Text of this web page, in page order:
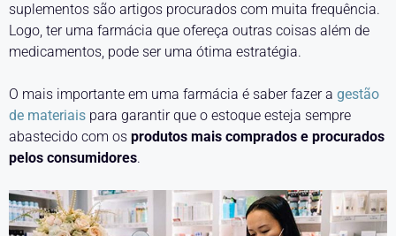
suplementos são artigos procurados com muita frequência.
Logo, ter uma farmácia que ofereça outras coisas além de
medicamentos, pode ser uma ótima estratégia.
O mais importante em uma farmácia é saber fazer a gestão
de materiais para garantir que o estoque esteja sempre
abastecido com os produtos mais comprados e procurados
pelos consumidores.